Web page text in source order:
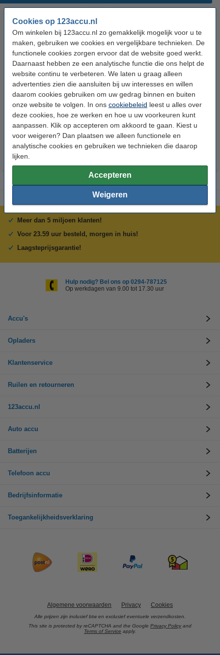
Cookies op 123accu.nl
Om winkelen bij 123accu.nl zo gemakkelijk mogelijk voor u te
maken, gebruiken we cookies en vergelijkbare technieken. De
functionele cookies zorgen ervoor dat de website goed werkt.
Daarnaast hebben ze een analytische functie die ons helpt de
website continu te verbeteren. We laten u graag alleen
advertenties zien die aansluiten bij uw interesses en willen
daarom cookies gebruiken om uw gedrag binnen en buiten
onze website te volgen. In ons cookiebeleid leest u alles over
deze cookies, hoe ze werken en hoe u uw voorkeuren kunt
aanpassen. Klik op accepteren om akkoord te gaan. Kiest u
voor weigeren? Dan plaatsen we alleen functionele en
analytische cookies en gebruiken we technieken die daarop
lijken.
Accepteren
Weigeren
123accu Xtreme Power AAA /
MN2400 / LR03 alkaline batterij
€ 14,50 € 13,05
Inclusief 21%
BTW
123accu Xtreme Power
knoopcellen multipack
€ 5,95 € 5,36 Inclusief 21% BTW
Meer dan 5 miljoen klanten!
Voor 23.59 uur besteld, morgen in huis!
Laagsteprijsgarantie!
Hulp nodig? Bel ons op 0294-787125
Op werkdagen van 9.00 tot 17.30 uur
Accu's
Opladers
Klantenservice
Ruilen en retourneren
123accu.nl
Auto accu
Batterijen
Telefoon accu
Bedrijfsinformatie
Toegankelijkheidsverklaring
Algemene voorwaarden Privacy Cookies
Alle prijzen zijn inclusief btw en exclusief eventuele verzendkosten.
This site is protected by reCAPTCHA and the Google Privacy Policy and
Terms of Service apply.